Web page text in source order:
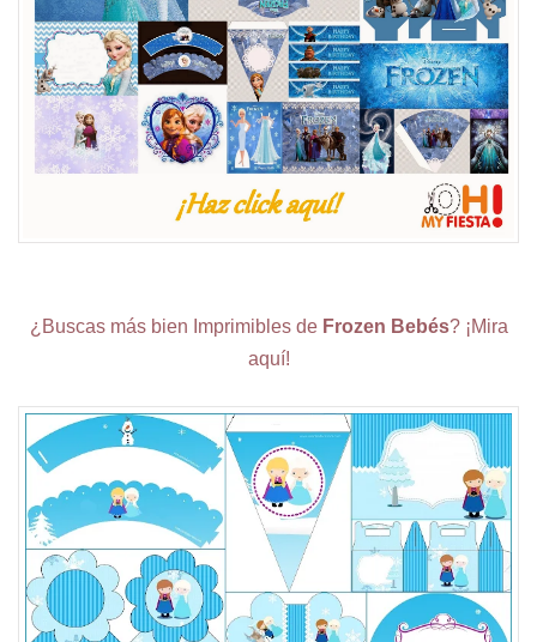
¿Buscas más bien Imprimibles de Frozen Bebés? ¡Mira
aquí!